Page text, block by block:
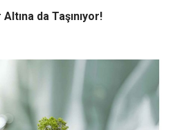
da Taşınıyor!